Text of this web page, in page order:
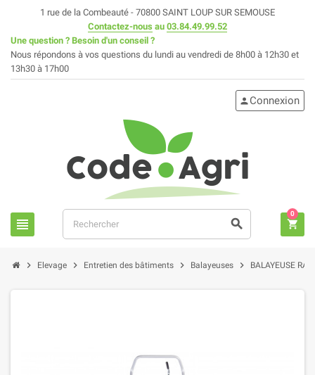
1 rue de la Combeauté - 70800 SAINT LOUP SUR SEMOUSE
Contactez-nous au 03.84.49.99.52
Une question ? Besoin d'un conseil ?
Nous répondons à vos questions du lundi au vendredi de 8h00 à 12h30 et
13h30 à 17h00
view_headline search
person Connexion
shopping_cart
0
chevron_right Elevage chevron_right Entretien des bâtiments chevron_right Balayeuses chevron_right BALAYEUSE